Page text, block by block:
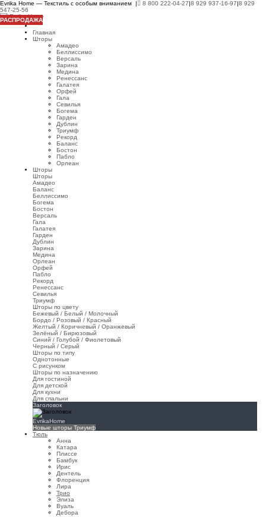
Evrika Home — Текстиль с особым вниманием | 8 800 222-04-27|8 929 937-16-97|8 929
547-25-56
Главная
Шторы
Амадео
Беллиссимо
Версаль
Зарина
Медина
Ренессанс
Галатея
Орфей
Гала
Севилья
Богема
Гарден
Дублин
Триумф
Рекорд
Баланс
Бостон
Пабло
Орлеан
Шторы
Шторы
Амадео
Баланс
Беллиссимо
Богема
Бостон
Версаль
Гала
Галатея
Гарден
Дублин
Зарина
Медина
Орлеан
Орфей
Пабло
Рекорд
Ренессанс
Севилья
Триумф
Шторы по цвету
Бежевый / Белый / Молочный
Бордо / Розовый / Красный
Желтый / Коричневый / Оранжевый
Зелёный / Бирюзовый
Синий / Голубой / Фиолетовый
Черный / Серый
Шторы по типу
Однотонные
С рисунком
Шторы по назначению
Для гостиной
Для детской
Для кухни
Для спальни
Заголовок
EvrikaHome
Новые шторы Триумф
Тюль
Анна
Катара
Плиссе
Бамбук
Ирис
Дентель
Флоренция
Лира
Трио
Элиза
Вуаль
Дебора
РАСПРОДАЖА